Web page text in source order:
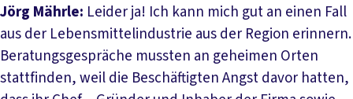
Jörg Mährle: Leider ja! Ich kann mich gut an einen Fall
aus der Lebensmittelindustrie aus der Region erinnern.
Beratungsgespräche mussten an geheimen Orten
stattfinden, weil die Beschäftigten Angst davor hatten,